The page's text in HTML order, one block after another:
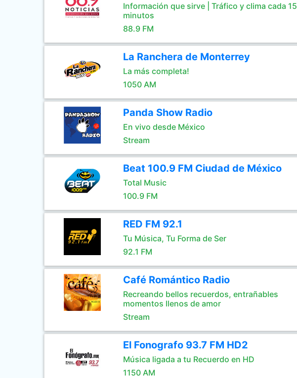
Información que sirve | Tráfico y clima cada 15
minutos
88.9 FM
La Ranchera de Monterrey
La más completa!
1050 AM
Panda Show Radio
En vivo desde México
Stream
Beat 100.9 FM Ciudad de México
Total Music
100.9 FM
RED FM 92.1
Tu Música, Tu Forma de Ser
92.1 FM
Café Romántico Radio
Recreando bellos recuerdos, entrañables
momentos llenos de amor
Stream
El Fonografo 93.7 FM HD2
Música ligada a tu Recuerdo en HD
1150 AM